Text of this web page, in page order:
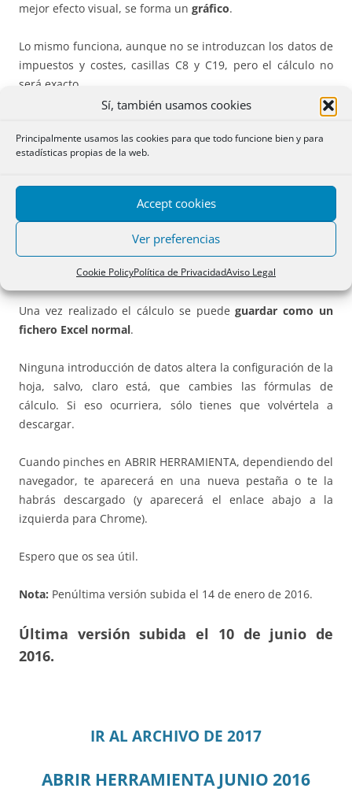
Sí, también usamos cookies
Principalmente usamos las cookies para que todo funcione bien y para
estadísticas propias de la web.
Accept cookies
Ver preferencias
Cookie PolicyPolítica de PrivacidadAviso Legal
mejor efecto visual, se forma un gráfico.
Lo mismo funciona, aunque no se introduzcan los datos de
impuestos y costes, casillas C8 y C19, pero el cálculo no
será exacto.
todo caso conviene ofrecerel resultadocomo mera
orientación, con la advertencia de realizar de nuevo el
actualizada para el presente ejercicio 2016.
Cada año hay que hacer los correspondientes ajustes
según las novedades legislativas que se introduzcan.
Una vez realizado el cálculo se puedeguardar como un
fichero Excel normal.
Ninguna introducción de datos altera la configuración de la
hoja, salvo, claro está, que cambies las fórmulas de
cálculo. Si eso ocurriera, sólo tienes que volvértela a
descargar.
Cuando pinches en ABRIR HERRAMIENTA, dependiendo del
navegador, te aparecerá en una nueva pestaña o te la
habrás descargado (y aparecerá el enlace abajo a la
izquierda para Chrome).
Espero que os sea útil.
Nota: Penúltima versión subida el 14 de enero de 2016.
Última versión subida el 10 de junio de
2016.
IR AL ARCHIVO DE 2017
ABRIR HERRAMIENTA JUNIO 2016